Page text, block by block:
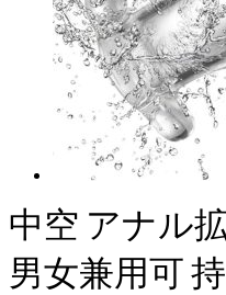
中空 アナル
男女兼用可